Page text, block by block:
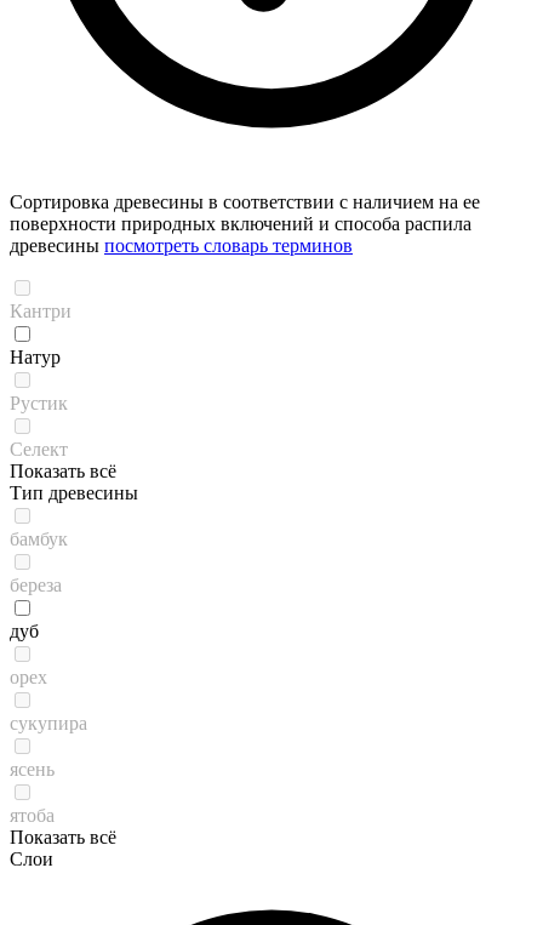
Сортировка древесины в соответствии с наличием на ее
поверхности природных включений и способа распила
древесины посмотреть словарь терминов
Кантри
Натур
Рустик
Селект
Показать всё
Тип древесины
бамбук
береза
дуб
орех
сукупира
ясень
ятоба
Показать всё
Слои